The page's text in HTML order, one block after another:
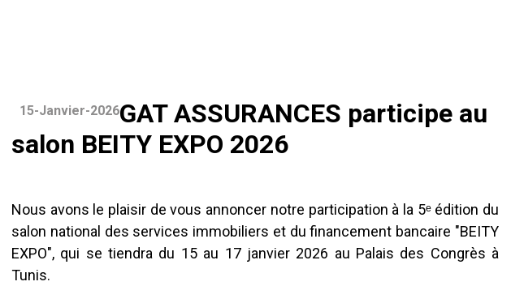
15-Janvier-2026GAT ASSURANCES participe au
salon BEITY EXPO 2026
Nous avons le plaisir de vous annoncer notre participation à la 5ᵉ édition du
salon national des services immobiliers et du financement bancaire "BEITY
EXPO", qui se tiendra du 15 au 17 janvier 2026 au Palais des Congrès à
Tunis.